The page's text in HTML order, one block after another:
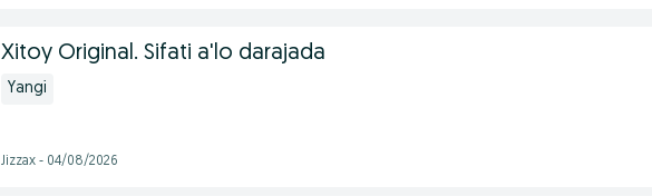
Xitoy Original. Sifati a'lo darajada
Yangi
Jizzax - 04/08/2026